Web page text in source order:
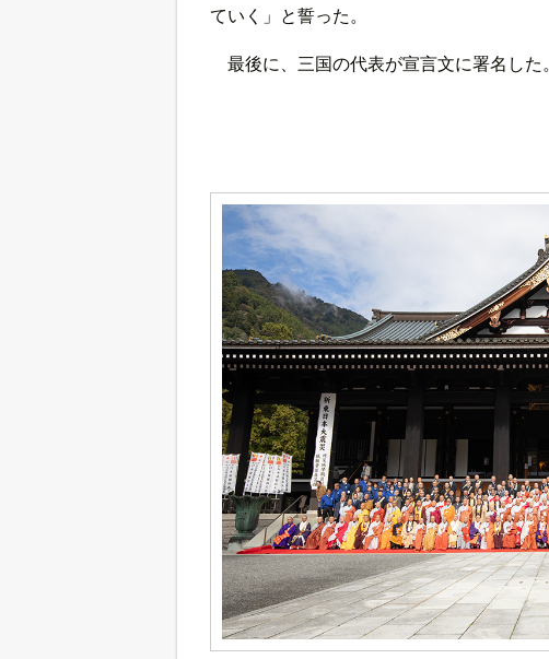
ていく」と誓った。
最後に、三国の代表が宣言文に署名した。